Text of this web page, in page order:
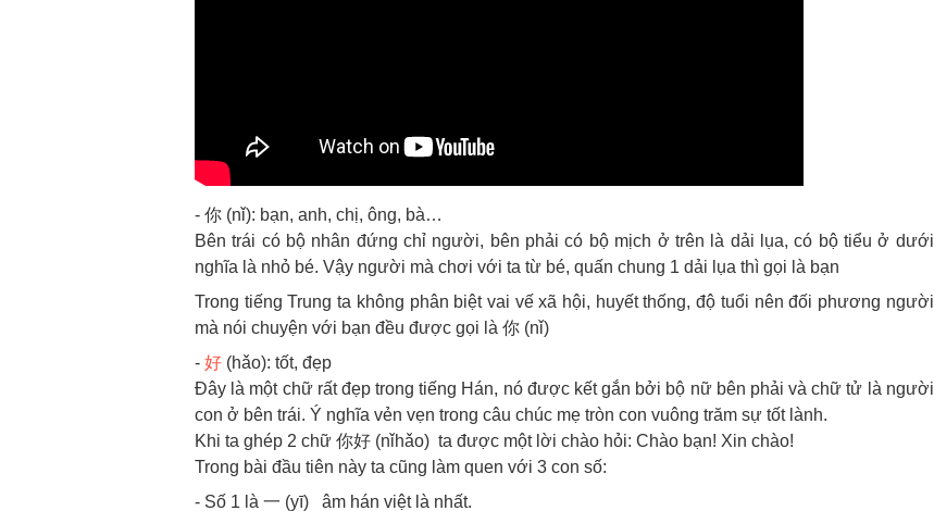
- 你 (nǐ): bạn, anh, chị, ông, bà…
Bên trái có bộ nhân đứng chỉ người, bên phải có bộ mịch ở trên là dải lụa, có bộ tiểu ở dưới
nghĩa là nhỏ bé. Vậy người mà chơi với ta từ bé, quấn chung 1 dải lụa thì gọi là bạn
Trong tiếng Trung ta không phân biệt vai vế xã hội, huyết thống, độ tuổi nên đối phương người
mà nói chuyện với bạn đều được gọi là 你 (nǐ)
- 好 (hǎo): tốt, đẹp
Đây là một chữ rất đẹp trong tiếng Hán, nó được kết gắn bởi bộ nữ bên phải và chữ tử là người
con ở bên trái. Ý nghĩa vẻn vẹn trong câu chúc mẹ tròn con vuông trăm sự tốt lành.
Khi ta ghép 2 chữ 你好 (nǐhǎo) ta được một lời chào hỏi: Chào bạn! Xin chào!
Trong bài đầu tiên này ta cũng làm quen với 3 con số:
- Số 1 là 一 (yī) âm hán việt là nhất.